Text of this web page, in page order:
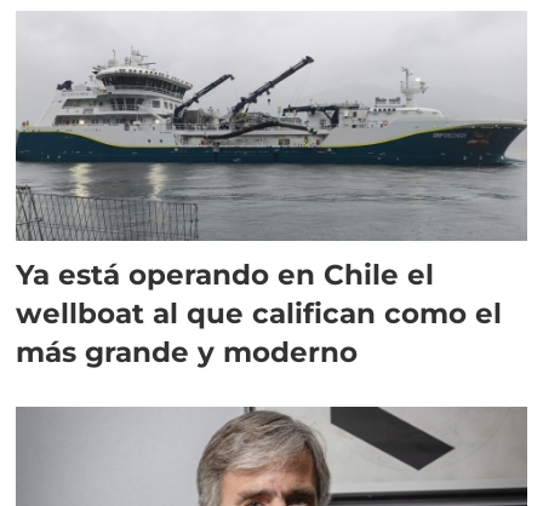
Ya está operando en Chile el
wellboat al que califican como el
más grande y moderno